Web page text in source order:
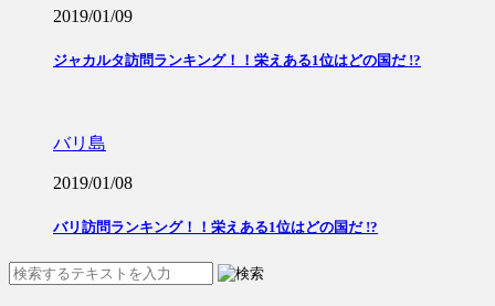
2019/01/09
ジャカルタ訪問ランキング！！栄えある1位はどの国だ !?
バリ島
2019/01/08
バリ訪問ランキング！！栄えある1位はどの国だ !?